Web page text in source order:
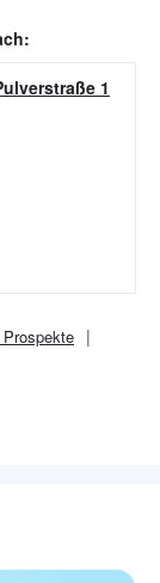
:
1
Prospekte